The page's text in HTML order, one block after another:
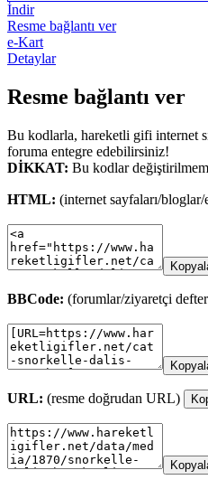
İndir
Resme bağlantı ver
e-Kart
Detaylar
Resme bağlantı ver
Bu kodlarla, hareketli gifi internet
foruma entegre edebilirsiniz!
DİKKAT: Bu kodlar
HTML: (internet sayfaları/
BBCode: (forumlar/ziyaretçi
URL: (resme doğrudan URL)